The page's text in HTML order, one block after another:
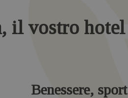
il vostro hotel
Benessere,